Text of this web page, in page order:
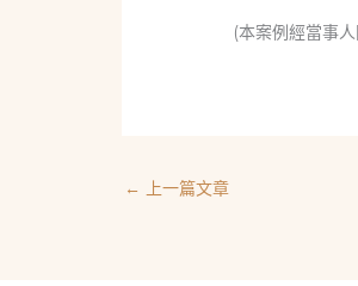
(本案例經當事
← 上一篇文章